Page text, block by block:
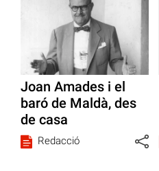
Joan Amades i el
baró de Maldà, des
de casa
Redacció